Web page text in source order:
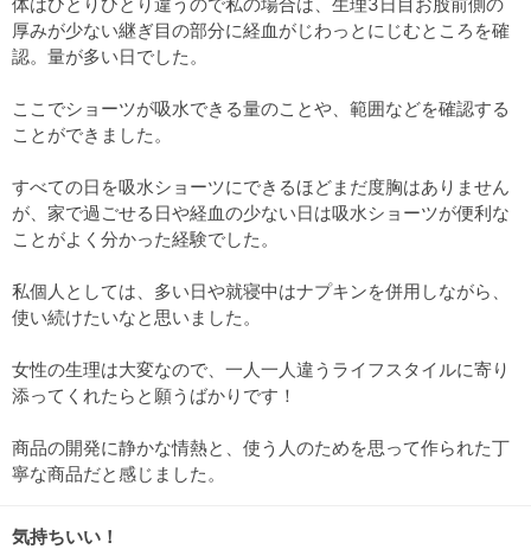
厚みが少ない継ぎ目の部分に経血がじわっとにじむところを確
認。量が多い日でした。
ここでショーツが吸水できる量のことや、範囲などを確認する
ことができました。
すべての日を吸水ショーツにできるほどまだ度胸はありません
が、家で過ごせる日や経血の少ない日は吸水ショーツが便利な
ことがよく分かった経験でした。
私個人としては、多い日や就寝中はナプキンを併用しながら、
使い続けたいなと思いました。
女性の生理は大変なので、一人一人違うライフスタイルに寄り
添ってくれたらと願うばかりです！
商品の開発に静かな情熱と、使う人のためを思って作られた丁
寧な商品だと感じました。
気持ちいい！